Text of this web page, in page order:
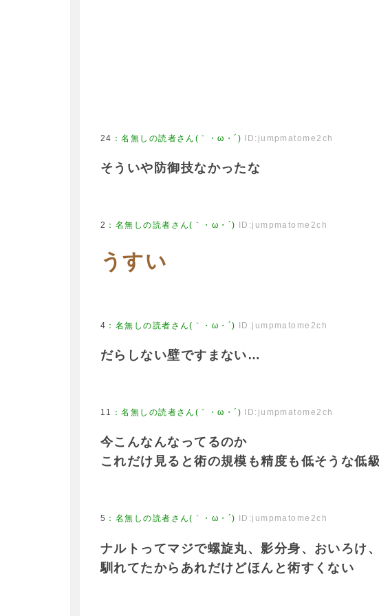
24 ：名無しの読者さん(｀・ω・´) ID:jumpmatome2ch
そういや防御技なかったな
2 ： 名無しの読者さん(｀・ω・´) ID:jumpmatome2ch
うすい
4 ： 名無しの読者さん(｀・ω・´) ID:jumpmatome2ch
だらしない壁ですまない…
11 ：名無しの読者さん(｀・ω・´) ID:jumpmatome2ch
今こんなんなってるのか
これだけ見ると術の規模も精度も低そうな低
5 ： 名無しの読者さん(｀・ω・´) ID:jumpmatome2ch
ナルトってマジで螺旋丸、影分身、おいろけ
馴れてたからあれだけどほんと術すくない